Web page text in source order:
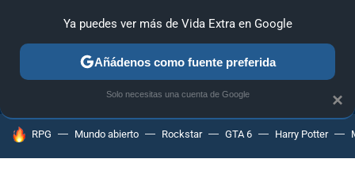
ANÁLISIS GUÍAS Y TRUCOS PC SONY NINTENDO
HOY SE HABLA DE
RPG Mundo abierto Rockstar GTA 6 Harry Potter
×
Ya puedes ver más de Vida Extra en Google
Añádenos como fuente preferida
Solo necesitas una cuenta de Google